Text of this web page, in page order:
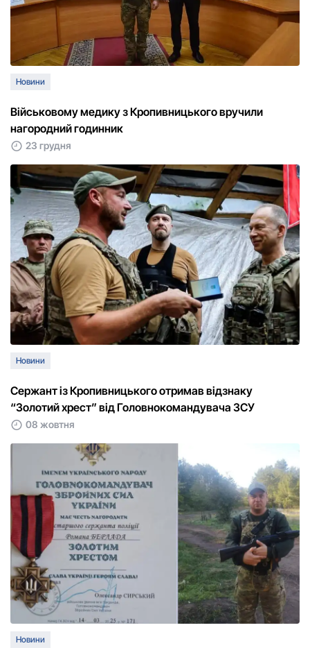
Новини
Військовому медику з Кропивницького вручили
нагородний годинник
23 грудня
Новини
Сержант із Кропивницького отримав відзнаку
“Золотий хрест” від Головнокомандувача ЗСУ
08 жовтня
Новини